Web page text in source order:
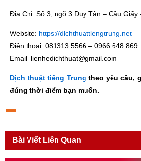
Địa Chỉ: Số 3, ngõ 3 Duy Tân – Cầu Giấy
Website: https://dichthuattiengtrung.net
Điện thoại: 081313 5566 – 0966.648.869
Email: lienhedichthuat@gmail.com
Dịch thuật tiếng Trung theo yêu cầu,
đúng thời điểm bạn muốn.
Bài Viết Liên Quan